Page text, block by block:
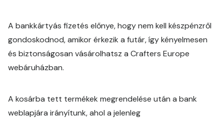
A bankkártyás fizetés előnye, hogy nem kell készpénzről
gondoskodnod, amikor érkezik a futár, így kényelmesen
és biztonságosan vásárolhatsz a Crafters Europe
webáruházban.
A kosárba tett termékek megrendelése után a bank
weblapjára irányítunk, ahol a jelenleg